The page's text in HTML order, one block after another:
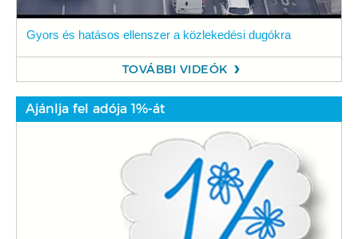
Gyors és hatásos ellenszer a közlekedési dugókra
TOVÁBBI VIDEÓK
Ajánlja fel adója 1%-át